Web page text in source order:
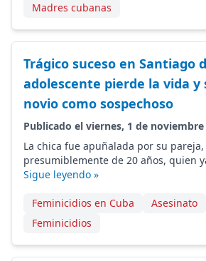
Madres cubanas
Trágico suceso en Santiago
adolescente pierde la vida y
novio como sospechoso
Publicado el viernes, 1 de noviembre
La chica fue apuñalada por su
presumiblemente de 20 años, quien
Sigue leyendo »
Feminicidios en Cuba Asesinato
Feminicidios